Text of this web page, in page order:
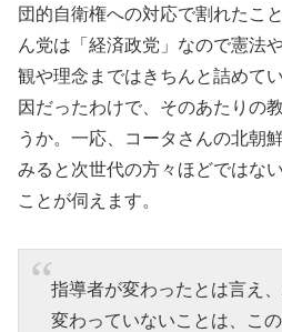
団的自衛権への対応で割れたこ
ん党は「経済政党」なので憲法
観や理念まではきちんと詰めて
因だったわけで、そのあたりの
うか。一応、コータさんの北朝
みると次世代の方々ほどではな
ことが伺えます。
指導者が変わったとは言え
変わっていないことは、こ